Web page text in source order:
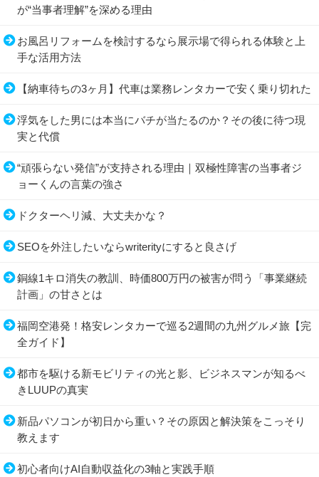
が“当事者理解”を深める理由
お風呂リフォームを検討するなら展示場で得られる体験と上
手な活用方法
【納車待ちの3ヶ月】代車は業務レンタカーで安く乗り切れた
浮気をした男には本当にバチが当たるのか？その後に待つ現
実と代償
“頑張らない発信”が支持される理由｜双極性障害の当事者ジ
ョーくんの言葉の強さ
ドクターヘリ減、大丈夫かな？
SEOを外注したいならwriterityにすると良さげ
銅線1キロ消失の教訓、時価800万円の被害が問う「事業継続
計画」の甘さとは
福岡空港発！格安レンタカーで巡る2週間の九州グルメ旅【完
全ガイド】
都市を駆ける新モビリティの光と影、ビジネスマンが知るべ
きLUUPの真実
新品パソコンが初日から重い？その原因と解決策をこっそり
教えます
初心者向けAI自動収益化の3軸と実践手順